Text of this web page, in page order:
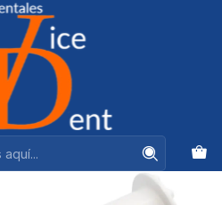
+56944575313
ETCH 30 ML